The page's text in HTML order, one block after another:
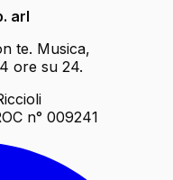
arl
te. Musica,
ore su 24.
n° 009241